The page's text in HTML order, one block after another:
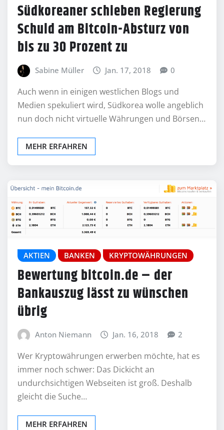
Südkoreaner schieben Regierung
Schuld am Bitcoin-Absturz von
bis zu 30 Prozent zu
Sabine Müller Jan. 17, 2018 0
Auch wenn in einigen westlichen Blogs und
Medien spekuliert wird, Südkorea wolle angeblich
nun doch nicht virtuelle Währungen und Börsen…
MEHR ERFAHREN
AKTIEN BANKEN KRYPTOWÄHRUNGEN
Bewertung bitcoin.de – der
Bankauszug lässt zu wünschen
übrig
Anton Niemann Jan. 16, 2018 2
Wer Kryptowährungen erwerben möchte, hat es
immer noch schwer: Das Dickicht an
undurchsichtigen Webseiten ist groß. Deshalb
gleicht die Suche…
MEHR ERFAHREN